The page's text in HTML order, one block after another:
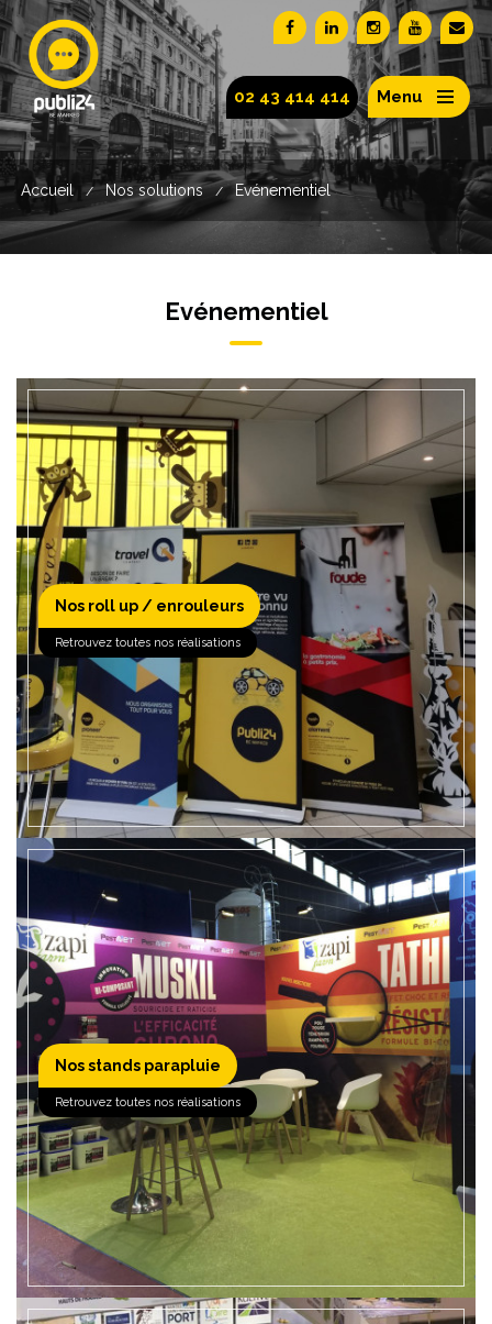
02 43 414 414 Menu
Accueil / Nos solutions / Evénementiel
Evénementiel
Nos roll up / enrouleurs
Retrouvez toutes nos réalisations
EN SAVOIR +
Nos stands parapluie
Retrouvez toutes nos réalisations
EN SAVOIR +